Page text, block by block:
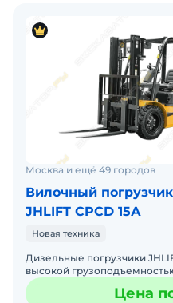
Москва и ещё 49 городов
Вилочный
JHLIFT CPCD 15А
Новая техника
Дизельные погрузчики
высокой
приводится в действие
XINCHAI мощнос
Цена